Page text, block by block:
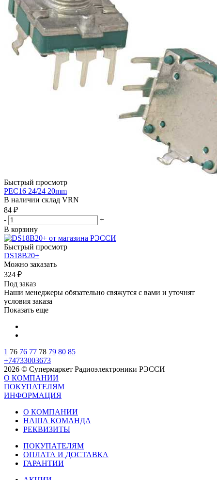
Быстрый просмотр
PEC16 24/24 20mm
В наличии склад VRN
84 ₽
-
+
В корзину
Быстрый просмотр
DS18В20+
Можно заказать
324 ₽
Под заказ
Наши менеджеры обязательно свяжутся с вами и уточнят
условия заказа
Показать еще
1 76 76 77 78 79 80 85
+74733003673
2026 © Супермаркет Радиоэлектроники РЭССИ
О КОМПАНИИ
ПОКУПАТЕЛЯМ
ИНФОРМАЦИЯ
О КОМПАНИИ
НАША КОМАНДА
РЕКВИЗИТЫ
ПОКУПАТЕЛЯМ
ОПЛАТА И ДОСТАВКА
ГАРАНТИИ